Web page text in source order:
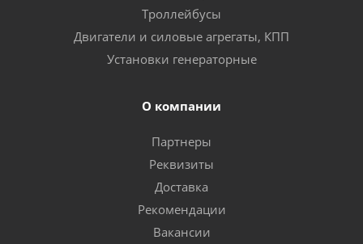
Троллейбусы
Двигатели и силовые агрегаты, КПП
Установки генераторные
О компании
Партнеры
Реквизиты
Доставка
Рекомендации
Вакансии